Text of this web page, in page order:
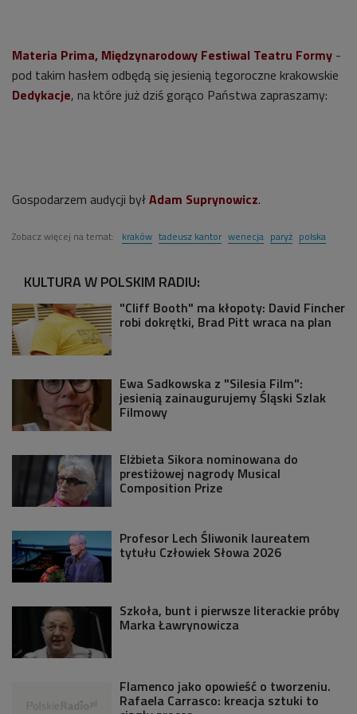
Materia Prima, Międzynarodowy Festiwal Teatru Formy -
pod takim hasłem odbędą się jesienią tegoroczne krakowskie
Dedykacje, na które już dziś gorąco Państwa zapraszamy:
Gospodarzem audycji byłAdam Suprynowicz.
Zobacz więcej na temat: kraków tadeusz kantor wenecja paryż polska
KULTURA W POLSKIM RADIU:
"Cliff Booth" ma kłopoty: David Fincher
robi dokrętki, Brad Pitt wraca na plan
Ewa Sadkowska z "Silesia Film":
jesienią zainaugurujemy Śląski Szlak
Filmowy
Elżbieta Sikora nominowana do
prestiżowej nagrody Musical
Composition Prize
Profesor Lech Śliwonik laureatem
tytułu Człowiek Słowa 2026
Szkoła, bunt i pierwsze literackie próby
Marka Ławrynowicza
Flamenco jako opowieść o tworzeniu.
Rafaela Carrasco: kreacja sztuki to